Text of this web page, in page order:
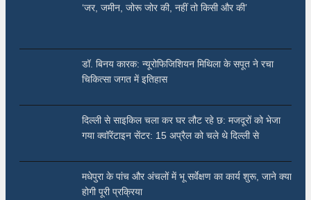
‘जर, जमीन, जोरू जोर की, नहीं तो किसी और की’
डॉ. बिनय कारक: न्यूरोफिजिशियन मिथिला के सपूत ने रचा
चिकित्सा जगत में इतिहास
दिल्ली से साइकिल चला कर घर लौट रहे छ: मजदूरों को भेजा
गया क्वॉरेंटाइन सेंटर: 15 अप्रैल को चले थे दिल्ली से
मधेपुरा के पांच और अंचलों में भू सर्वेक्षण का कार्य शुरू, जाने क्या
होगी पूरी प्रक्रिया